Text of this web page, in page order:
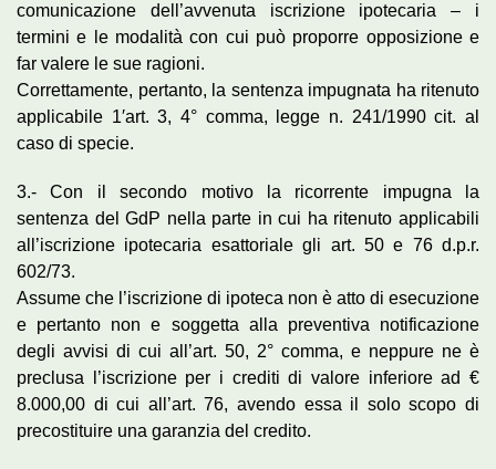
comunicazione dell’avvenuta iscrizione ipotecaria – i
termini e le modalità con cui può proporre opposizione e
far valere le sue ragioni.
Correttamente, pertanto, la sentenza impugnata ha ritenuto
applicabile 1′art. 3, 4° comma, legge n. 241/1990 cit. al
caso di specie.
3.- Con il secondo motivo la ricorrente impugna la
sentenza del GdP nella parte in cui ha ritenuto applicabili
all’iscrizione ipotecaria esattoriale gli art. 50 e 76 d.p.r.
602/73.
Assume che l’iscrizione di ipoteca non è atto di esecuzione
e pertanto non e soggetta alla preventiva notificazione
degli avvisi di cui all’art. 50, 2° comma, e neppure ne è
preclusa l’iscrizione per i crediti di valore inferiore ad €
8.000,00 di cui all’art. 76, avendo essa il solo scopo di
precostituire una garanzia del credito.